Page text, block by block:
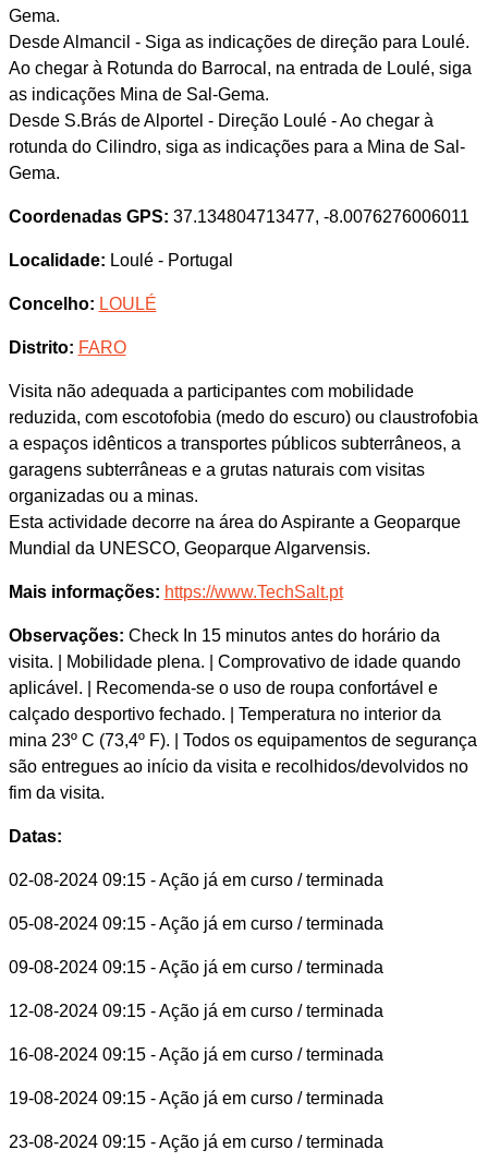
Gema.
Desde Almancil - Siga as indicações de direção para Loulé.
Ao chegar à Rotunda do Barrocal, na entrada de Loulé, siga
as indicações Mina de Sal-Gema.
Desde S.Brás de Alportel - Direção Loulé - Ao chegar à
rotunda do Cilindro, siga as indicações para a Mina de Sal-
Gema.
Coordenadas GPS: 37.134804713477, -8.0076276006011
Localidade: Loulé - Portugal
Concelho: LOULÉ
Distrito: FARO
Visita não adequada a participantes com mobilidade
reduzida, com escotofobia (medo do escuro) ou claustrofobia
a espaços idênticos a transportes públicos subterrâneos, a
garagens subterrâneas e a grutas naturais com visitas
organizadas ou a minas.
Esta actividade decorre na área do Aspirante a Geoparque
Mundial da UNESCO, Geoparque Algarvensis.
Mais informações: https://www.TechSalt.pt
Observações: Check In 15 minutos antes do horário da
visita. | Mobilidade plena. | Comprovativo de idade quando
aplicável. | Recomenda-se o uso de roupa confortável e
calçado desportivo fechado. | Temperatura no interior da
mina 23º C (73,4º F). | Todos os equipamentos de segurança
são entregues ao início da visita e recolhidos/devolvidos no
fim da visita.
Datas:
02-08-2024 09:15 - Ação já em curso / terminada
05-08-2024 09:15 - Ação já em curso / terminada
09-08-2024 09:15 - Ação já em curso / terminada
12-08-2024 09:15 - Ação já em curso / terminada
16-08-2024 09:15 - Ação já em curso / terminada
19-08-2024 09:15 - Ação já em curso / terminada
23-08-2024 09:15 - Ação já em curso / terminada